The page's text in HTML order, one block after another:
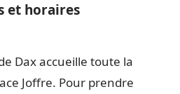
et horaires
Dax accueille toute la
Joffre. Pour prendre